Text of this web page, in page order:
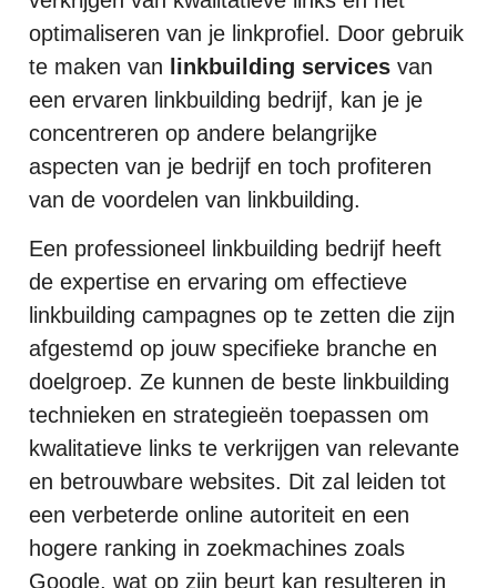
optimaliseren van je linkprofiel. Door gebruik
te maken van
linkbuilding services van
een ervaren linkbuilding bedrijf, kan je je
concentreren op andere belangrijke
aspecten van je bedrijf en toch profiteren
van de voordelen van linkbuilding.
Een professioneel linkbuilding bedrijf heeft
de expertise en ervaring om effectieve
linkbuilding campagnes op te zetten die zijn
afgestemd op jouw specifieke branche en
doelgroep. Ze kunnen de beste linkbuilding
technieken en strategieën toepassen om
kwalitatieve links te verkrijgen van relevante
en betrouwbare websites. Dit zal leiden tot
een verbeterde online autoriteit en een
hogere ranking in zoekmachines zoals
Google, wat op zijn beurt kan resulteren in